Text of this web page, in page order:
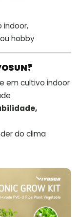
indoor,
hobby
em cultivo indoor
do clima